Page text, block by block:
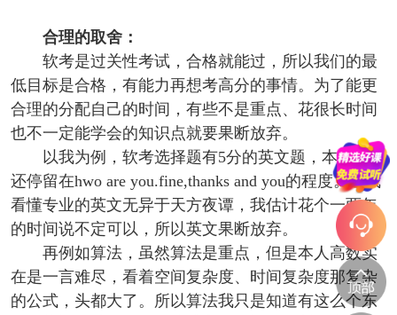
合理的取舍：
软考是过关性考试，合格就能过，所以我们的最
低目标是合格，有能力再想考高分的事情。为了能更
合理的分配自己的时间，有些不是重点、花很长时间
也不一定能学会的知识点就要果断放弃。
以我为例，软考选择题有5分的英文题，本人英文
还停留在hwo are you.fine,thanks and you的程度。让我
看懂专业的英文无异于天方夜谭，我估计花个一两年
的时间说不定可以，所以英文果断放弃。
再例如算法，虽然算法是重点，但是本人高数实
在是一言难尽，看着空间复杂度、时间复杂度那复杂
的公式，头都大了。所以算法我只是知道有这么个东